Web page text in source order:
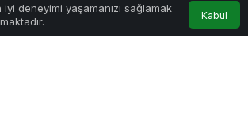
tarafından yayınlandı
17:50yayınlandı
deneyimi yaşamanızı sağlamak
Kabul
Akış Hesabım Bildirimler